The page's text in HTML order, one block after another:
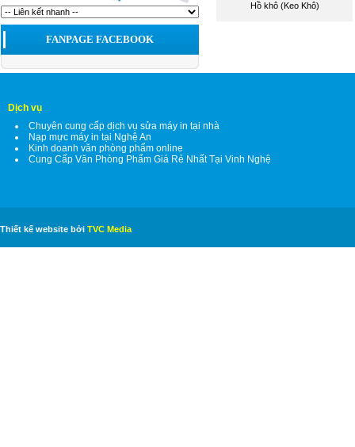
FANPAGE FACEBOOK
Hồ khô (Keo Khô)
Dịch vụ
Chuyên cung cấp dịch vụ sửa máy in tại nhà
Nạp mực máy in tại Nghệ An
Kinh doanh văn phòng phẩm online
Cung Cấp Văn Phòng Phẩm Giá Rẻ Nhất Tại Vinh Nghệ
Thiết kế website bởi TVC Media